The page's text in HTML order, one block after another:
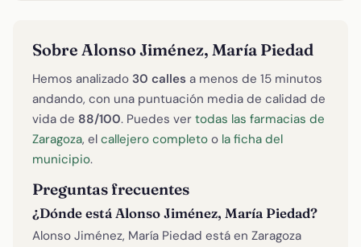
Sobre Alonso Jiménez, María Piedad
Hemos analizado 30 calles a menos de 15 minutos
andando, con una puntuación media de calidad de
vida de 88/100. Puedes ver todas las farmacias de
Zaragoza, el callejero completo o la ficha del
municipio.
Preguntas frecuentes
¿Dónde está Alonso Jiménez, María Piedad?
Alonso Jiménez, María Piedad está en Zaragoza